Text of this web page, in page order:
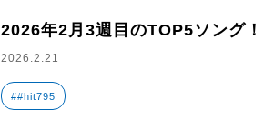
2026年2月3週目のTOP5ソング！
2026.2.21
##hit795